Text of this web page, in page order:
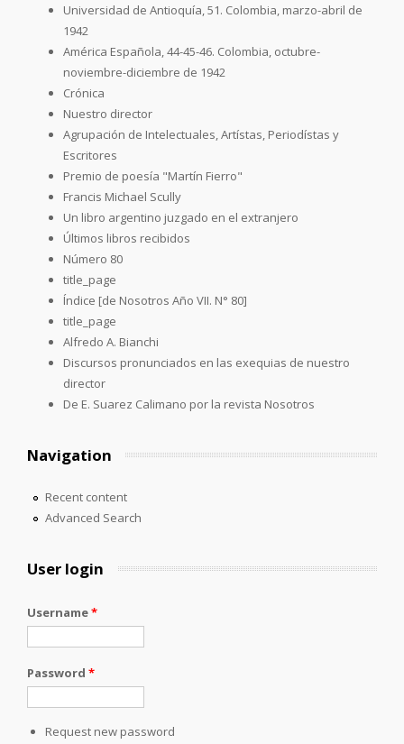
Universidad de Antioquía, 51. Colombia, marzo-abril de
1942
América Española, 44-45-46. Colombia, octubre-
noviembre-diciembre de 1942
Crónica
Nuestro director
Agrupación de Intelectuales, Artístas, Periodístas y
Escritores
Premio de poesía "Martín Fierro"
Francis Michael Scully
Un libro argentino juzgado en el extranjero
Últimos libros recibidos
Número 80
title_page
Índice [de Nosotros Año VII. N° 80]
title_page
Alfredo A. Bianchi
Discursos pronunciados en las exequias de nuestro
director
De E. Suarez Calimano por la revista Nosotros
Navigation
Recent content
Advanced Search
User login
Username*
Password *
Request new password